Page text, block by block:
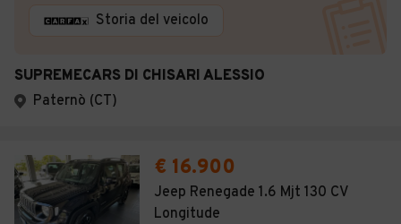
Storia del veicolo
SUPREMECARS DI CHISARI ALESSIO
Paternò (CT)
€ 16.900
Jeep Renegade 1.6 Mjt 130 CV
Longitude